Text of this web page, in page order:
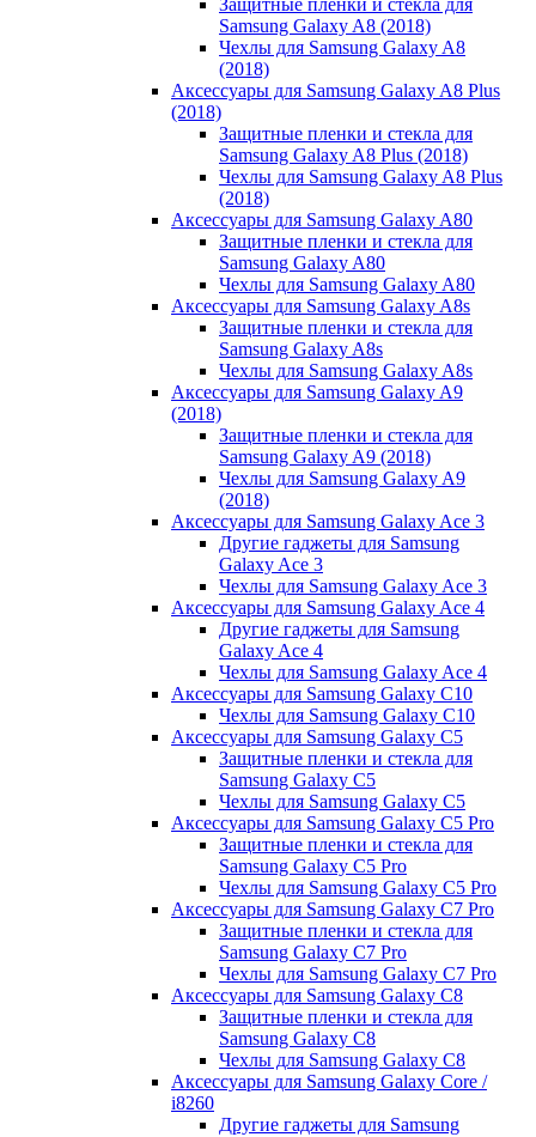
Samsung Galaxy A8 (2018)
Чехлы для Samsung Galaxy A8
(2018)
Аксессуары для Samsung Galaxy A8 Plus
(2018)
Защитные пленки и стекла для
Samsung Galaxy A8 Plus (2018)
Чехлы для Samsung Galaxy A8 Plus
(2018)
Аксессуары для Samsung Galaxy A80
Защитные пленки и стекла для
Samsung Galaxy A80
Чехлы для Samsung Galaxy A80
Аксессуары для Samsung Galaxy A8s
Защитные пленки и стекла для
Samsung Galaxy A8s
Чехлы для Samsung Galaxy A8s
Аксессуары для Samsung Galaxy A9
(2018)
Защитные пленки и стекла для
Samsung Galaxy A9 (2018)
Чехлы для Samsung Galaxy A9
(2018)
Аксессуары для Samsung Galaxy Ace 3
Другие гаджеты для Samsung
Galaxy Ace 3
Чехлы для Samsung Galaxy Ace 3
Аксессуары для Samsung Galaxy Ace 4
Другие гаджеты для Samsung
Galaxy Ace 4
Чехлы для Samsung Galaxy Ace 4
Аксессуары для Samsung Galaxy C10
Чехлы для Samsung Galaxy C10
Аксессуары для Samsung Galaxy C5
Защитные пленки и стекла для
Samsung Galaxy C5
Чехлы для Samsung Galaxy C5
Аксессуары для Samsung Galaxy C5 Pro
Защитные пленки и стекла для
Samsung Galaxy C5 Pro
Чехлы для Samsung Galaxy C5 Pro
Аксессуары для Samsung Galaxy C7 Pro
Защитные пленки и стекла для
Samsung Galaxy C7 Pro
Чехлы для Samsung Galaxy C7 Pro
Аксессуары для Samsung Galaxy C8
Защитные пленки и стекла для
Samsung Galaxy C8
Чехлы для Samsung Galaxy C8
Аксессуары для Samsung Galaxy Core /
i8260
Другие гаджеты для Samsung